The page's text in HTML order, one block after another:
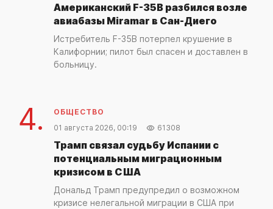
Американский F-35B разбился возле
авиабазы Miramar в Сан-Диего
Истребитель F-35B потерпел крушение в
Калифорнии; пилот был спасен и доставлен в
больницу.
4.
ОБЩЕСТВО
01 августа 2026, 00:19
61308
Трамп связал судьбу Испании с
потенциальным миграционным
кризисом в США
Дональд Трамп предупредил о возможном
кризисе нелегальной миграции в США при